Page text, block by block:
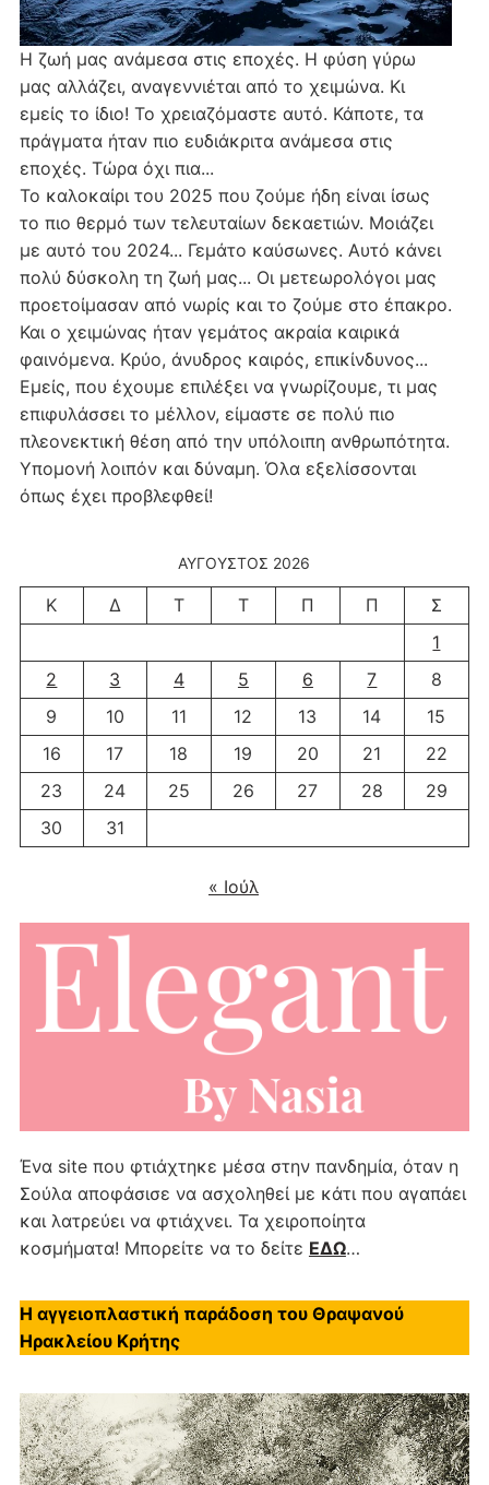
Η ζωή μας ανάμεσα στις εποχές. Η φύση γύρω
μας αλλάζει, αναγεννιέται από το χειμώνα. Κι
εμείς το ίδιο! Το χρειαζόμαστε αυτό. Κάποτε, τα
πράγματα ήταν πιο ευδιάκριτα ανάμεσα στις
εποχές. Τώρα όχι πια...
Το καλοκαίρι του 2025 που ζούμε ήδη είναι ίσως
το πιο θερμό των τελευταίων δεκαετιών. Μοιάζει
με αυτό του 2024... Γεμάτο καύσωνες. Αυτό κάνει
πολύ δύσκολη τη ζωή μας... Οι μετεωρολόγοι μας
προετοίμασαν από νωρίς και το ζούμε στο έπακρο.
Και ο χειμώνας ήταν γεμάτος ακραία καιρικά
φαινόμενα. Κρύο, άνυδρος καιρός, επικίνδυνος...
Εμείς, που έχουμε επιλέξει να γνωρίζουμε, τι μας
επιφυλάσσει το μέλλον, είμαστε σε πολύ πιο
πλεονεκτική θέση από την υπόλοιπη ανθρωπότητα.
Υπομονή λοιπόν και δύναμη. Όλα εξελίσσονται
όπως έχει προβλεφθεί!
ΑΎΓΟΥΣΤΟΣ 2026
Κ Δ Τ Τ Π Π
Σ
1
2
3 4 5 6 7
8
9
10 11 12 13 14
15
16
17 18 19 20 21
22
23
24 25 26 27 28
29
30
31
« Ιούλ
Ένα site που φτιάχτηκε μέσα στην πανδημία, όταν η
Σούλα αποφάσισε να ασχοληθεί με κάτι που αγαπάει
και λατρεύει να φτιάχνει. Τα χειροποίητα
κοσμήματα! Μπορείτε να το δείτε ΕΔΩ…
Η αγγειοπλαστική παράδοση του Θραψανού
Ηρακλείου Κρήτης